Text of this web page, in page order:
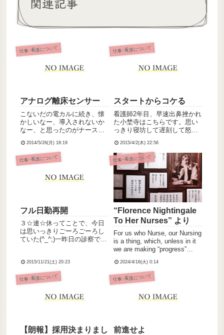
仕事･看護について
アナログ離床センサー
こないだの電カルに続き、懐
かしいなー、導入されないか
なー、と思ったのがナースコ
コール…実習で行ったとこで
もなかったので、精神科って
そういうものなのかなぁ。う
ん。固定の内線のみ。まあピ
2014/5/26(月) 18:19
仕事･看護について
スタートからコケる
看護師2年目、早速出鼻挫かれ
た小埜寺はこちらです。思い
っきり寝坊して遅刻して怒ら
弁明させてもらうなら、昨日
疲れすぎたせいだと思うの…
(´；ω；｀)総師長に「これか
ら毎日6時半に電話掛けるぞ
⚡」と言われたのだけど、ど...
2015/4/2(木) 22:56
仕事･看護について
フル日勤再開
３☆連☆休ってことで、今日
は思いっきりごーろごーろし
ていた(^_^;)一昨日の診察で、
イム日勤に戻っております💡
昨日はフォーレの挿入、あと
サーフローの留置もやらせて
もらえた(・∀・)フォー...
2015/11/21(土) 20:23
仕事･看護について
“Florence Nightingale
To Her Nurses” より
For us who Nurse, our Nursing
is a thing, which, unless in it
we are making “progress”
every we...
2024/4/16(火) 0:14
仕事･看護について
【朗報】採用決まりまし
仕事･看護について
前進せよ